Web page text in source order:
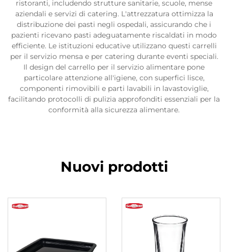
ristoranti, includendo strutture sanitarie, scuole, mense
aziendali e servizi di catering. L'attrezzatura ottimizza la
distribuzione dei pasti negli ospedali, assicurando che i
pazienti ricevano pasti adeguatamente riscaldati in modo
efficiente. Le istituzioni educative utilizzano questi carrelli
per il servizio mensa e per catering durante eventi speciali.
Il design del carrello per il servizio alimentare pone
particolare attenzione all'igiene, con superfici lisce,
componenti rimovibili e parti lavabili in lavastoviglie,
facilitando protocolli di pulizia approfonditi essenziali per la
conformità alla sicurezza alimentare.
Nuovi prodotti